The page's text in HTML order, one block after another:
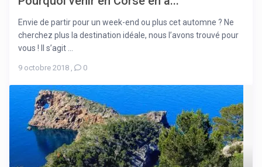
Envie de partir pour un week-end ou plus cet automne ? Ne
cherchez plus la destination idéale, nous l’avons trouvé pour
vous ! Il s’agit ...
9 octobre 2018 , 0